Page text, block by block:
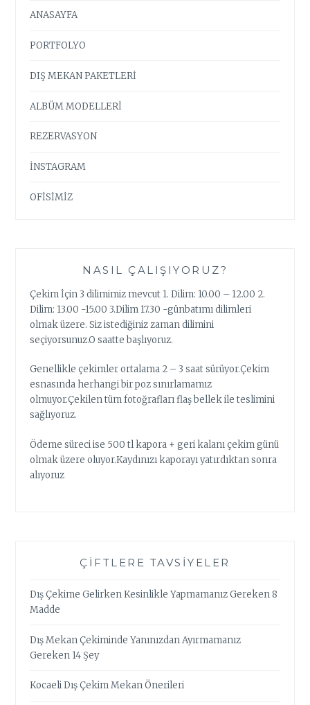
ANASAYFA
PORTFOLYO
DIŞ MEKAN PAKETLERİ
ALBÜM MODELLERİ
REZERVASYON
İNSTAGRAM
OFİSİMİZ
NASIL ÇALIŞIYORUZ?
Çekim İçin 3 dilimimiz mevcut 1. Dilim: 10.00 – 12.00 2.
Dilim: 13.00 -15.00 3.Dilim 17.30 -günbatımı dilimleri
olmak üzere. Siz istediğiniz zaman dilimini
seçiyorsunuz.O saatte başlıyoruz.
Genellikle çekimler ortalama 2 – 3 saat sürüyor.Çekim
esnasında herhangi bir poz sınırlamamız
olmuyor.Çekilen tüm fotoğrafları flaş bellek ile teslimini
sağlıyoruz.
Ödeme süreci ise 500 tl kapora + geri kalanı çekim günü
olmak üzere oluyor.Kaydınızı kaporayı yatırdıktan sonra
alıyoruz
ÇIFTLERE TAVSIYELER
Dış Çekime Gelirken Kesinlikle Yapmamanız Gereken 8
Madde
Dış Mekan Çekiminde Yanınızdan Ayırmamanız
Gereken 14 Şey
Kocaeli Dış Çekim Mekan Önerileri